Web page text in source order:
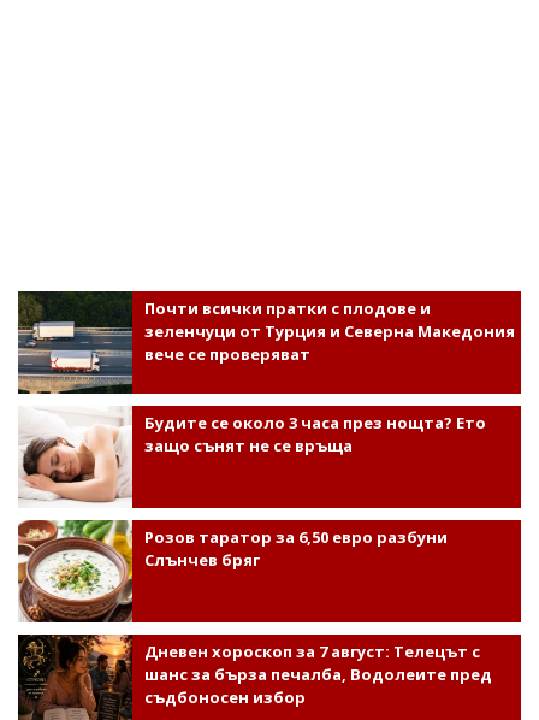
Почти всички пратки с плодове и
зеленчуци от Турция и Северна Македония
вече се проверяват
Будите се около 3 часа през нощта? Ето
защо сънят не се връща
Розов таратор за 6,50 евро разбуни
Слънчев бряг
Дневен хороскоп за 7 август: Телецът с
шанс за бърза печалба, Водолеите пред
съдбоносен избор